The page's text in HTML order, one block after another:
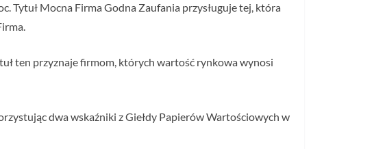
Tytuł Mocna Firma Godna Zaufania przysługuje tej, która
ten przyznaje firmom, których wartość rynkowa wynosi
dwa wskaźniki z Giełdy Papierów Wartościowych w